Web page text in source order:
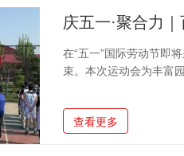
庆五一·聚合力
在“五一”国际劳动节即
束。本次运动会为丰富
大项目，大家以球为媒
服，默契配合、凌厉突
查看更多